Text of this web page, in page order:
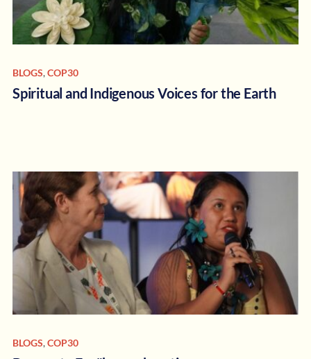
BLOGS,COP30
Spiritual and Indigenous Voices for the Earth
BLOGS,COP30